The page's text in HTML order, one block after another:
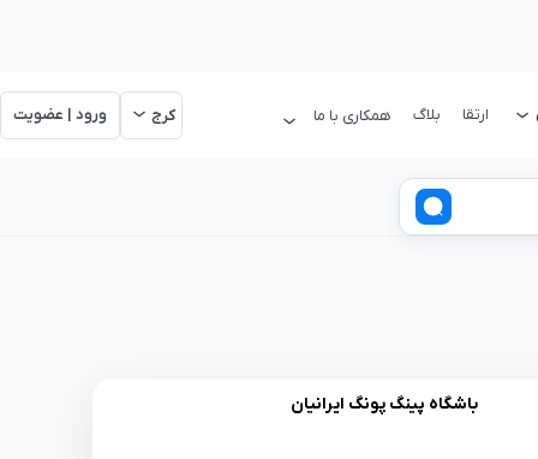
ارتقا بلاگ همکاری با ما کرج ورود | عضویت
باشگاه پینگ پونگ ایرانیان